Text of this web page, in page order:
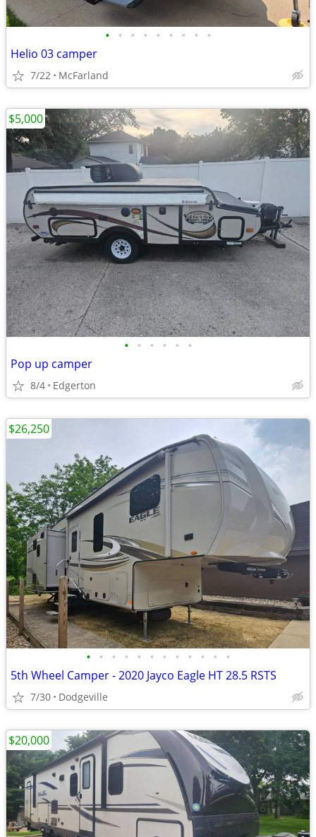
• • • • • • • • •
Helio 03 camper
7/22 McFarland
• • • • • •
Pop up camper
8/4 Edgerton
$5,000
• • • • • • • • • • • •
5th Wheel Camper - 2020 Jayco Eagle HT 28.5 RSTS
7/30 Dodgeville
$26,250
$20,000